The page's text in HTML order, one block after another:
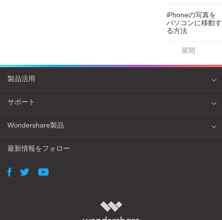
iPhoneの写真を
パソコンに移動す
る方法
展開
製品活用
サポート
Wondershare製品
最新情報をフォロー